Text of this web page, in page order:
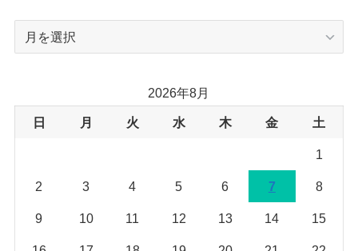
ブ
2026年8月
日 月 火 水 木 金 土
1
2 3 4 5 6 7 8
9 10 11 12 13 14 15